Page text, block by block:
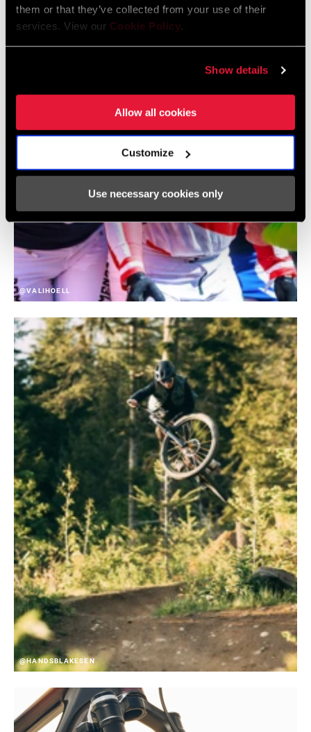
them or that they’ve collected from your use of their
services. View our Cookie Policy.
Show details
Allow all cookies
Customize
Use necessary cookies only
@VALIHOELL
@HANDSBLAKESEN